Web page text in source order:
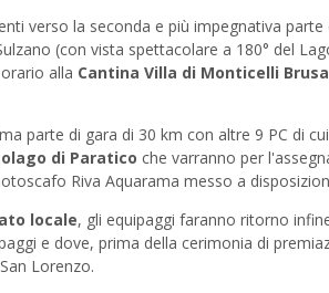
verso la seconda e più impegnativa
(con vista spettacolare a 180° del
alla Cantina Villa di Monticelli
parte di gara di 30 km con altre 9 PC di
di Paratico che varranno per
Riva Aquarama messo a
locale, gli equipaggi faranno ritorno
e dove, prima della cerimonia di
Lorenzo.